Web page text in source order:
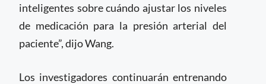
inteligentes sobre cuándo ajustar los niveles
de medicación para la presión arterial del
paciente”, dijo Wang.
Los investigadores continuarán entrenando